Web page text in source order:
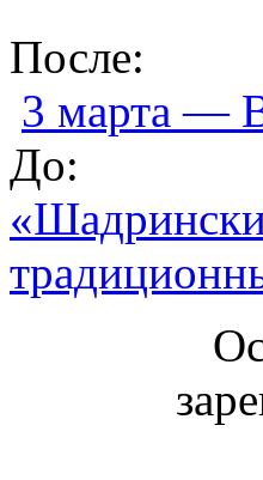
После:
3 марта —
До: